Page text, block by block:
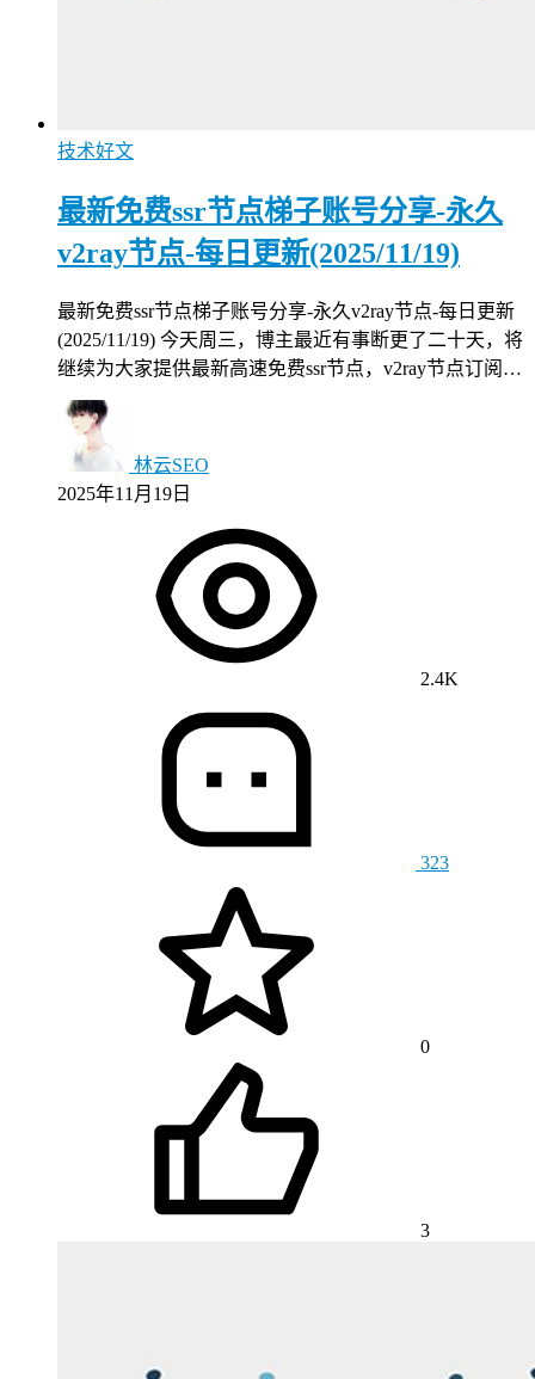
技术好文
最新免费ssr节点梯子账号分享-永久
v2ray节点-每日更新(2025/11/19)
最新免费ssr节点梯子账号分享-永久v2ray节点-每日更新
(2025/11/19) 今天周三，博主最近有事断更了二十天，将
继续为大家提供最新高速免费ssr节点，v2ray节点订阅…
林云SEO
2025年11月19日
2.4K
323
0
3